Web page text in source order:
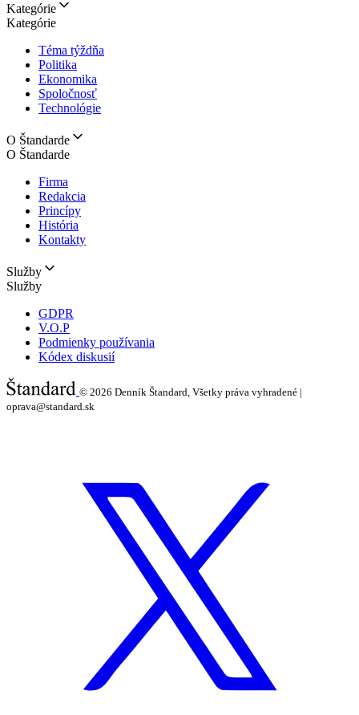
Kategórie
Kategórie
Téma týždňa
Politika
Ekonomika
Spoločnosť
Technológie
O Štandarde
O Štandarde
Firma
Redakcia
Princípy
História
Kontakty
Služby
Služby
GDPR
V.O.P
Podmienky používania
Kódex diskusií
© 2026 Denník Štandard, Všetky práva vyhradené |
oprava@standard.sk